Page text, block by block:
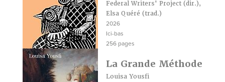
Federal Writers' Project (dir.),
Elsa Quéré (trad.)
2026
Ici-bas
256 pages
La Grande Méthode
Louisa Yousfi